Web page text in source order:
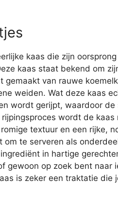
kaas die zijn
kaas staat bekend om
van rauwe
weiden. Wat deze kaas
wordt gerijpt, waardoor
wordt de
textuur en een rijke,
te serveren als
in hartige
gewoon op zoek bent naar
is zeker een traktatie die